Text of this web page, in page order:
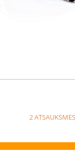
2 ATSAUKSMES